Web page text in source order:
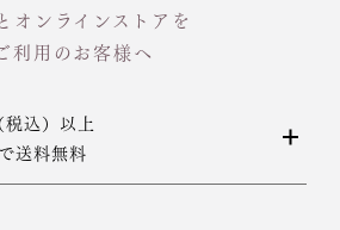
オンラインストアを
利用のお客様へ
込）以上
送料無料